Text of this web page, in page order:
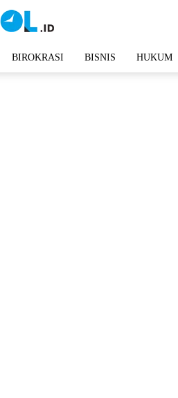
BIROKRASI BISNIS HUKUM